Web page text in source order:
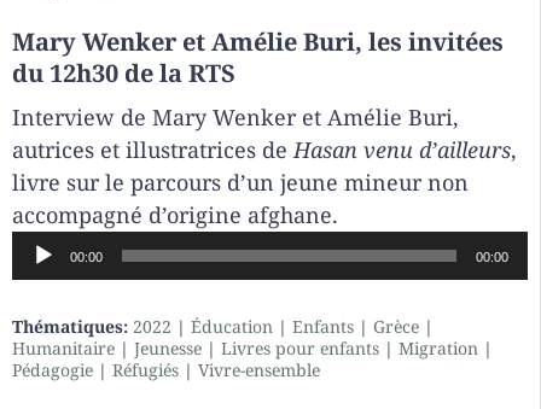
Mary Wenker et Amélie Buri, les invitées
du 12h30 de la RTS
Interview de Mary Wenker et Amélie Buri,
autrices et illustratrices deHasan venu d’ailleurs,
livre sur le parcours d’un jeune mineur non
accompagné d’origine afghane.
Lecteur
audio
00:00 00:00
Thématiques: 2022 | Éducation | Enfants | Grèce |
Humanitaire | Jeunesse | Livres pour enfants | Migration |
Pédagogie | Réfugiés | Vivre-ensemble